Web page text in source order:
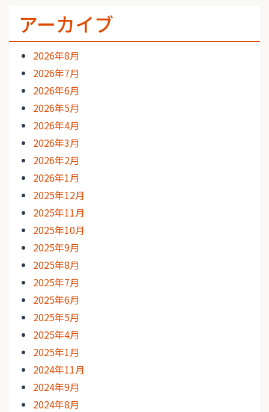
アーカイブ
2026年8月
2026年7月
2026年6月
2026年5月
2026年4月
2026年3月
2026年2月
2026年1月
2025年12月
2025年11月
2025年10月
2025年9月
2025年8月
2025年7月
2025年6月
2025年5月
2025年4月
2025年1月
2024年11月
2024年9月
2024年8月